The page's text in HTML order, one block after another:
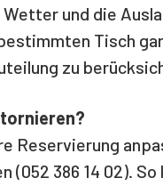
und die
Tisch
zu
Reservierung
386 14 02). So